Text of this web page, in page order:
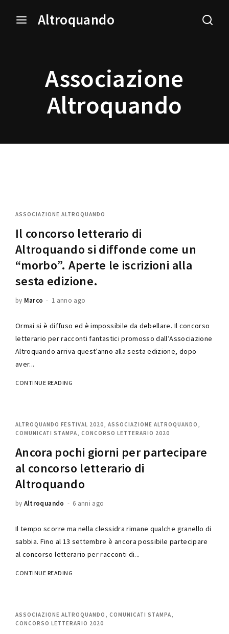
Altroquando
Associazione
Altroquando
ASSOCIAZIONE ALTROQUANDO
Il concorso letterario di
Altroquando si diffonde come un
“morbo”. Aperte le iscrizioni alla
sesta edizione.
by Marco 1 anno ago
Ormai si è diffuso ed è impossibile da debellare. Il concorso
letterario per racconti fantastici promosso dall’Associazione
Altroquando arriva quest’anno alla sesta edizione, dopo
aver...
CONTINUE READING
ALTROQUANDO FESTIVAL 2020
ASSOCIAZIONE ALTROQUANDO
COMUNICATI STAMPA
CONCORSO LETTERARIO 2020
Ancora pochi giorni per partecipare
al concorso letterario di
Altroquando
by Altroquando 6 anni ago
Il tempo scorre ma nella clessidra rimane qualche granello di
sabbia. Fino al 13 settembre è ancora possibile partecipare
al concorso letterario per racconti di...
CONTINUE READING
ASSOCIAZIONE ALTROQUANDO
COMUNICATI STAMPA
CONCORSO LETTERARIO 2020
Press Enter / Return to begin your search or hit ESC
Username or Email Address
Remember Me
Lost Your Password?